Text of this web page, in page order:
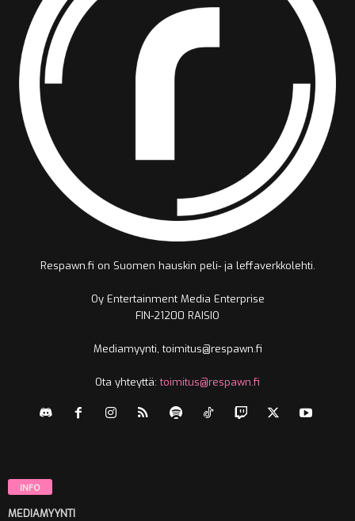
Respawn.fi on Suomen hauskin peli- ja leffaverkkolehti.
Oy Entertainment Media Enterprise
FIN-21200 RAISIO
Mediamyynti, toimitus@respawn.fi
Ota yhteyttä:toimitus@respawn.fi
INFO
MEDIAMYYNTI